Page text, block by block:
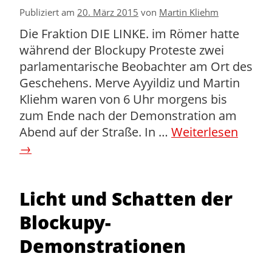
Publiziert am 20. März 2015 von Martin Kliehm
Die Fraktion DIE LINKE. im Römer hatte
während der Blockupy Proteste zwei
parlamentarische Beobachter am Ort des
Geschehens. Merve Ayyildiz und Martin
Kliehm waren von 6 Uhr morgens bis
zum Ende nach der Demonstration am
Abend auf der Straße. In … Weiterlesen
→
Licht und Schatten der
Blockupy-
Demonstrationen